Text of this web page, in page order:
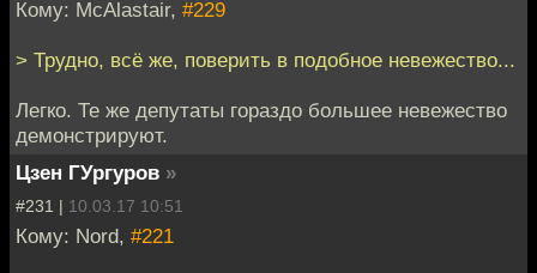
Кому: McAlastair, #229
> Трудно, всё же, поверить в подобное невежество...
Легко. Те же депутаты гораздо большее невежество
демонстрируют.
Цзен ГУргуров »
#231 | 10.03.17 10:51
Кому: Nord, #221